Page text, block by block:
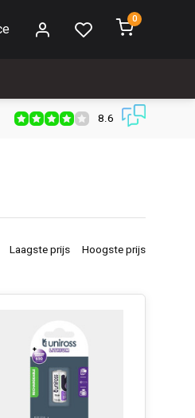
0
Verzendkosten € 2,95 (NL)
8.6
Laagste prijs Hoogste prijs